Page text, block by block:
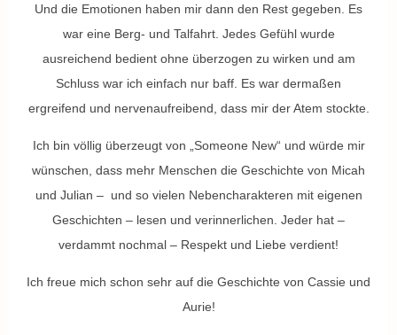
Und die Emotionen haben mir dann den Rest gegeben. Es
war eine Berg- und Talfahrt. Jedes Gefühl wurde
ausreichend bedient ohne überzogen zu wirken und am
Schluss war ich einfach nur baff. Es war dermaßen
ergreifend und nervenaufreibend, dass mir der Atem stockte.
Ich bin völlig überzeugt von „Someone New“ und würde mir
wünschen, dass mehr Menschen die Geschichte von Micah
und Julian – und so vielen Nebencharakteren mit eigenen
Geschichten – lesen und verinnerlichen. Jeder hat –
verdammt nochmal – Respekt und Liebe verdient!
Ich freue mich schon sehr auf die Geschichte von Cassie und
Aurie!